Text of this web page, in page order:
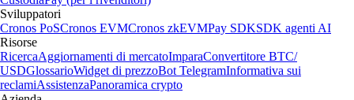
Sviluppatori
Cronos PoSCronos EVMCronos zkEVMPay SDKSDK agenti AI
Risorse
RicercaAggiornamenti di mercatoImparaConvertitore BTC/
USDGlossarioWidget di prezzoBot TelegramInformativa sui
reclamiAssistenzaPanoramica crypto